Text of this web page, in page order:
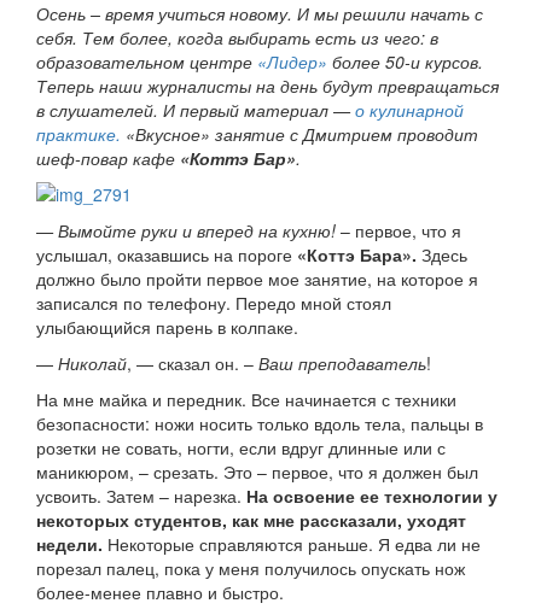
Осень – время учиться новому. И мы решили начать с
себя. Тем более, когда выбирать есть из чего: в
образовательном центре «Лидер» более 50-и курсов.
Теперь наши журналисты на день будут превращаться
в слушателей. И первый материал —о кулинарной
практике. «Вкусное» занятие с Дмитрием проводит
шеф-повар кафе «Коттэ Бар».
— Вымойте руки и вперед на кухню! – первое, что я
услышал, оказавшись на пороге «Коттэ Бара». Здесь
должно было пройти первое мое занятие, на которое я
записался по телефону. Передо мной стоял
улыбающийся парень в колпаке.
— Николай, — сказал он. – Ваш преподаватель!
На мне майка и передник. Все начинается с техники
безопасности: ножи носить только вдоль тела, пальцы в
розетки не совать, ногти, если вдруг длинные или с
маникюром, – срезать. Это – первое, что я должен был
усвоить. Затем – нарезка. На освоение ее технологии у
некоторых студентов, как мне рассказали, уходят
недели. Некоторые справляются раньше. Я едва ли не
порезал палец, пока у меня получилось опускать нож
более-менее плавно и быстро.